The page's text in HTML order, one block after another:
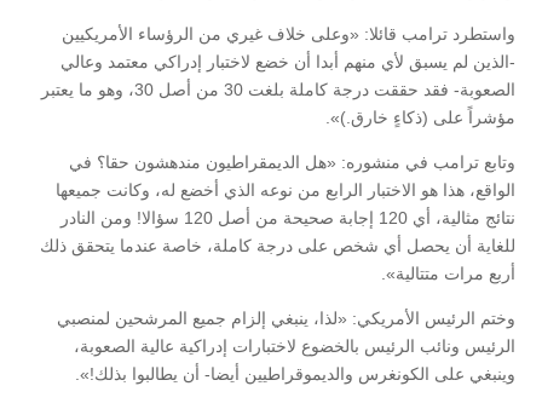
واستطرد ترامب قائلا: «وعلى خلاف غيري من الرؤساء الأمريكيين
-الذين لم يسبق لأي منهم أبدا أن خضع لاختبار إدراكي معتمد وعالي
الصعوبة- فقد حققت درجة كاملة بلغت 30 من أصل 30، وهو ما يعتبر
مؤشراً على (ذكاءٍ خارق.)».
وتابع ترامب في منشوره: «هل الديمقراطيون مندهشون حقا؟ في
الواقع، هذا هو الاختبار الرابع من نوعه الذي أخضع له، وكانت جميعها
نتائج مثالية، أي 120 إجابة صحيحة من أصل 120 سؤالا! ومن النادر
للغاية أن يحصل أي شخص على درجة كاملة، خاصة عندما يتحقق ذلك
أربع مرات متتالية».
وختم الرئيس الأمريكي: «لذا، ينبغي إلزام جميع المرشحين لمنصبي
الرئيس ونائب الرئيس بالخضوع لاختبارات إدراكية عالية الصعوبة،
وينبغي على الكونغرس والديموقراطيين أيضا- أن يطالبوا بذلك!».